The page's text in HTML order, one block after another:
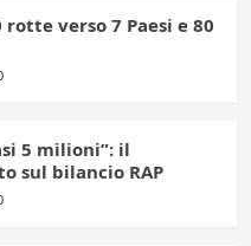
verso 7 Paesi e 80
5 milioni”: il
sul bilancio RAP